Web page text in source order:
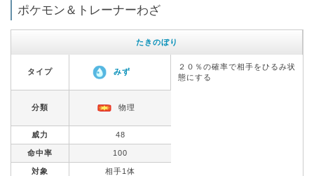
ポケモン＆トレーナーわざ
たきのぼり
タイプ みず
２０％の確率で相手をひるみ状
態にする
分類 物理
威力 48
命中率 100
対象 相手1体